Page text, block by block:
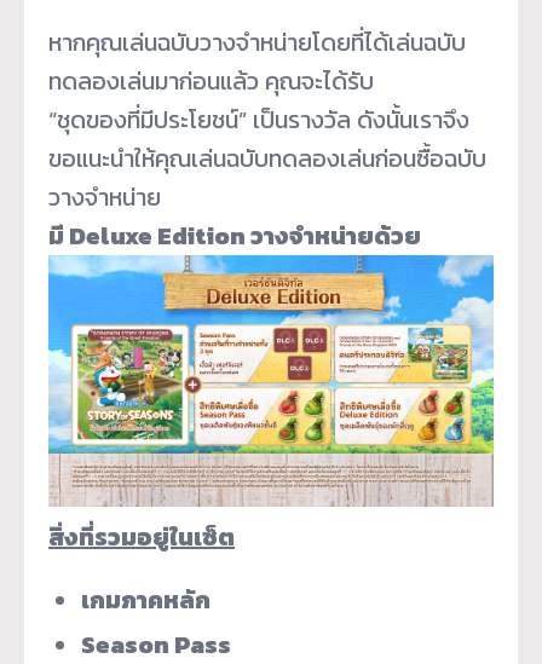
หากคุณเล่นฉบับวางจำหน่ายโดยที่ได้เล่นฉบับ
ทดลองเล่นมาก่อนแล้ว คุณจะได้รับ
“ชุดของที่มีประโยชน์” เป็นรางวัล ดังนั้นเราจึง
ขอแนะนำให้คุณเล่นฉบับทดลองเล่นก่อนซื้อฉบับ
วางจำหน่าย
มี Deluxe Edition วางจำหน่ายด้วย
สิ่งที่รวมอยู่ในเซ็ต
เกมภาคหลัก
Season Pass